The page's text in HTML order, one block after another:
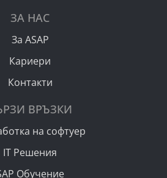
ЗА НАС
За ASAP
Кариери
Контакти
ВРЪЗКИ
на софтуер
IT Решения
Обучение